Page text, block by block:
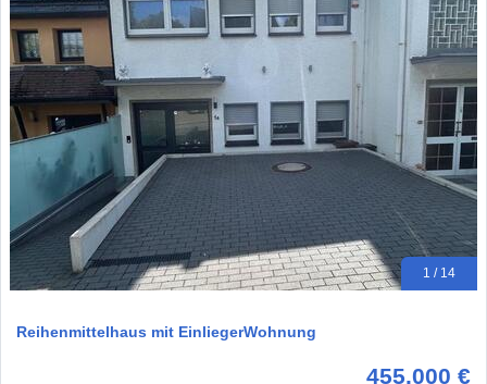
1 / 14
Reihenmittelhaus mit EinliegerWohnung
455.000 €